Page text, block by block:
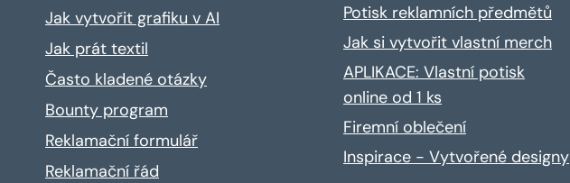
Jak vytvořit grafiku v AI
Jak prát textil
Často kladené otázky
Bounty program
Reklamační formulář
Reklamační řád
Potisk reklamních předmětů
Jak si vytvořit vlastní merch
APLIKACE: Vlastní potisk
online od 1 ks
Firemní oblečení
Inspirace - Vytvořené designy